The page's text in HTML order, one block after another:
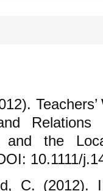
Relations
and the
10.1111/
C. (2012).